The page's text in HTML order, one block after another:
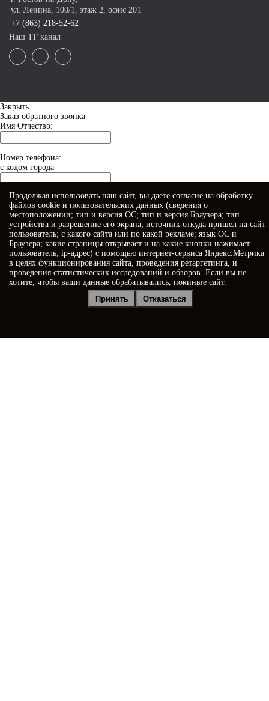
ул. Ленина, 100/1, этаж 2, офис 201
+7 (863) 218-52-62
Наш ТГ канал
Закрыть
Заказ обратного звонка
Имя Отчество:
Номер телефона:
с кодом города
Когда позвонить?
Я принимаю условияПолитики конфиденциальности
согласие на обработку персональных данных
Продолжая использовать наш сайт, вы даете согласие на обработку
файлов cookie и пользовательских данных (сведения о
местоположении; тип и версия ОС; тип и версия Браузера; тип
устройства и разрешение его экрана; источник откуда пришел на сайт
пользователь; с какого сайта или по какой рекламе; язык ОС и
Браузера; какие страницы открывает и на какие кнопки нажимает
пользователь; ip-адрес) с помощью интернет-сервиса Яндекс.Метрика
в целях функционирования сайта, проведения ретаргетинга, и
проведения статистических исследований и обзоров. Если вы не
хотите, чтобы ваши данные обрабатывались, покиньте сайт.
Принять
Отказаться